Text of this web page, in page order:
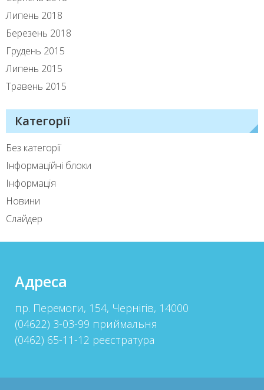
Липень 2018
Березень 2018
Грудень 2015
Липень 2015
Травень 2015
Категорії
Без категорії
Інформаційні блоки
Інформація
Новини
Слайдер
Адреса
пр. Перемоги, 154, Чернігів, 14000
(04622) 3-03-99 приймальня
(0462) 65-11-12 реєстратура